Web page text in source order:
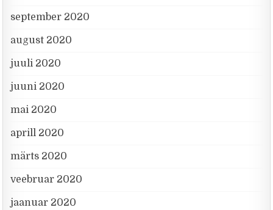
september 2020
august 2020
juuli 2020
juuni 2020
mai 2020
aprill 2020
märts 2020
veebruar 2020
jaanuar 2020